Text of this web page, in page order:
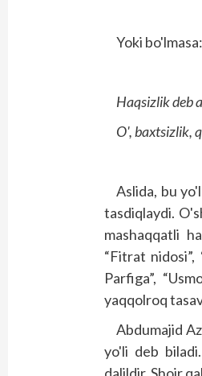
Yoki bo'lmasa:
Haqsizlik deb
O', baxtsizlik,
Aslida, bu
tasdiqlaydi.
mashaqqatli
“Fitrat nidosi”,
Parfiga”,
yaqqolroq
Abdumajid
yo'li deb